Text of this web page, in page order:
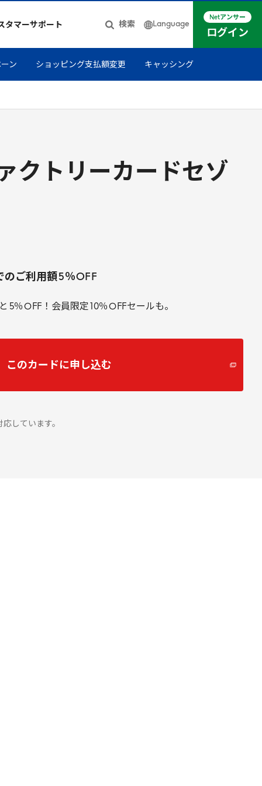
タマーサポート 検索 Language
Netアンサー
ログイン
ン ショッピング支払額変更 キャッシング
クトリーカードセゾ
のご利用額 5％OFF
5％ OFF ！会員限定 10％ OFFセールも。
このカードに申し込む
応しています。